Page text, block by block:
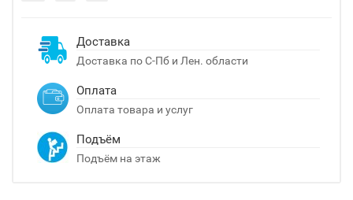
Доставка
Доставка по С-Пб и Лен. области
Оплата
Оплата товара и услуг
Подъём
Подъём на этаж